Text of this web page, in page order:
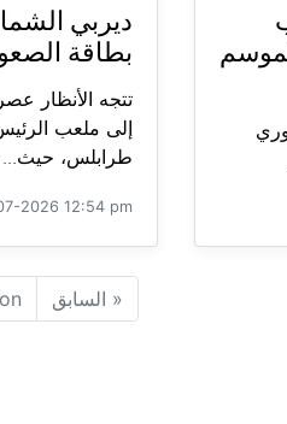
بطاقة
تتجه الأنظار
إلى ملعب
طرابلس، حيث...
2026 12:54 pm
« السابق